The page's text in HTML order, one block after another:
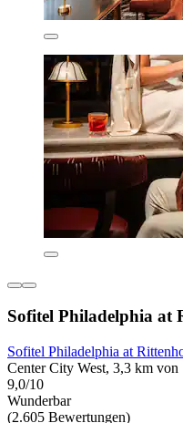
Sofitel Philadelphia at
Sofitel Philadelphia at
Center City West, 3,3 km
9,0/10
Wunderbar
(2.605 Bewertungen)